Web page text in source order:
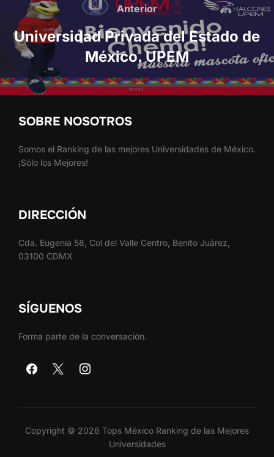
Anterior
Universidad Privada del Estado de
México. UPEM
SOBRE NOSOTROS
Somos el Ranking de las mejores Universidades de México.
¡Sólo los Mejores!
DIRECCIÓN
Cda. Eugenia 58, Col del Valle Centro, Benito Juárez,
03100 CDMX
SÍGUENOS
Forma parte de la conversación.
Copyright © 2026 Tops México Ranking de las Mejores
Universidades